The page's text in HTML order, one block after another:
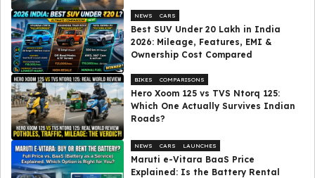
NEWS CARS
Best SUV Under ₹20 Lakh in India
2026: Mileage, Features, EMI &
Ownership Cost Compared
BIKES COMPARISONS
Hero Xoom 125 vs TVS Ntorq 125:
Which One Actually Survives Indian
Roads?
NEWS CARS LAUNCHES
Maruti e-Vitara BaaS Price
Explained: Is the Battery Rental